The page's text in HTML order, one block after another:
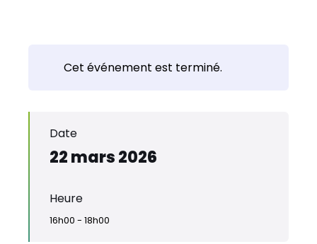
Cet événement est terminé.
Date
22 mars 2026
Heure
16h00 - 18h00